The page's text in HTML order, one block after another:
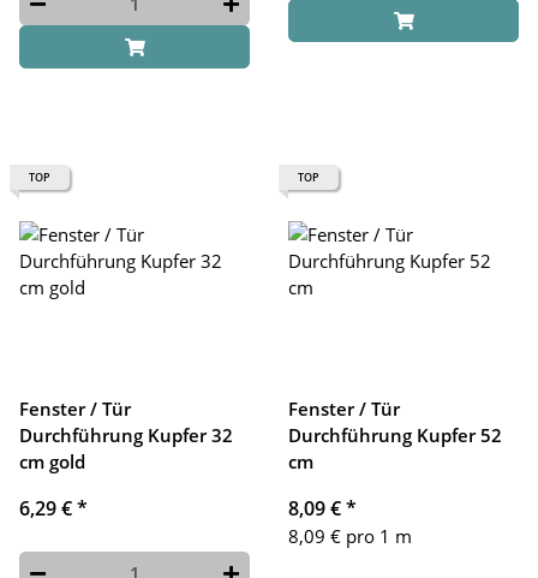
TOP
Fenster / Tür
Durchführung Kupfer 32
cm gold
6,29 €*
TOP
Fenster / Tür
Durchführung Kupfer 52
cm
8,09 €*
8,09 € pro 1 m